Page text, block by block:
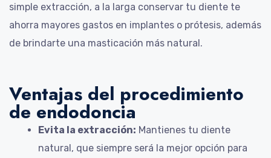
simple extracción, a la larga conservar tu diente te
ahorra mayores gastos en implantes o prótesis, además
de brindarte una masticación más natural.
Ventajas del procedimiento
de endodoncia
Evita la extracción: Mantienes tu diente
natural, que siempre será la mejor opción para